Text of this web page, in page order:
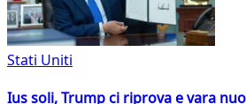
Stati Uniti
Ius soli, Trump ci riprova e vara